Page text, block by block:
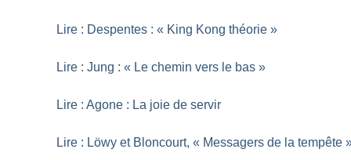
Lire : Despentes : « King Kong théorie »
Lire : Jung : « Le chemin vers le bas »
Lire : Agone : La joie de servir
Lire : Löwy et Bloncourt, « Messagers de la tempête